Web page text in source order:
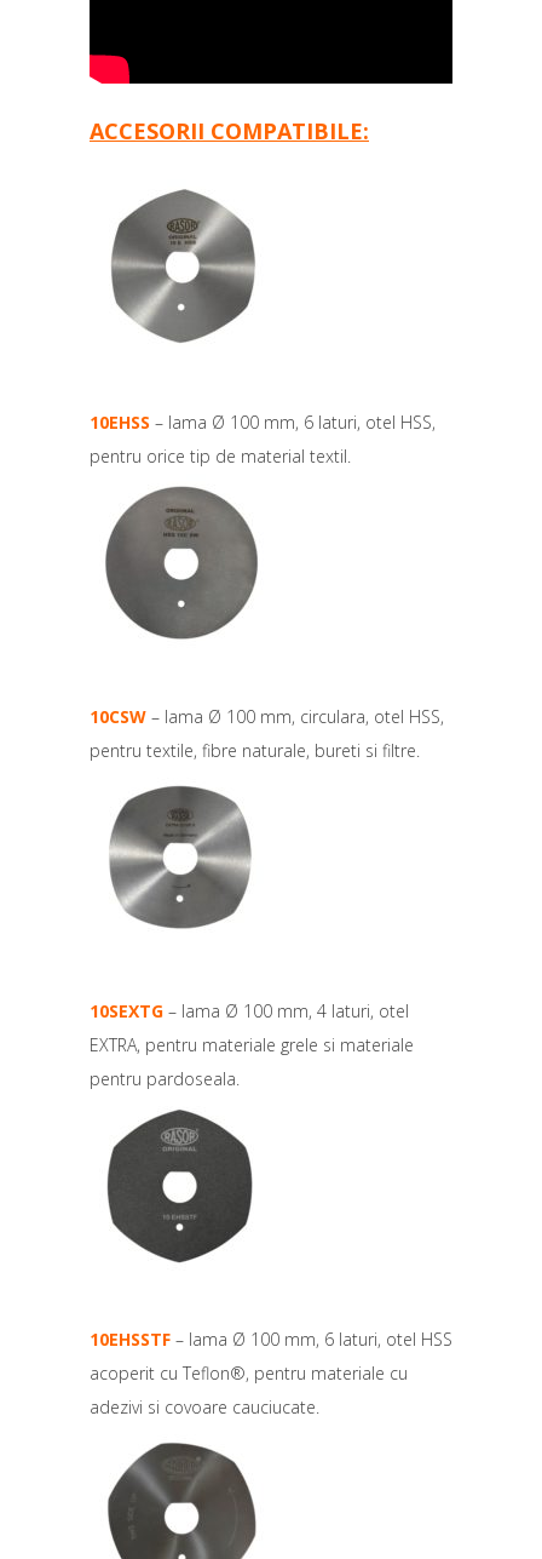
ACCESORII COMPATIBILE:
10EHSS – lama Ø 100 mm, 6 laturi, otel HSS,
pentru orice tip de material textil.
10CSW – lama Ø 100 mm, circulara, otel HSS,
pentru textile, fibre naturale, bureti si filtre.
10SEXTG – lama Ø 100 mm, 4 laturi, otel
EXTRA, pentru materiale grele si materiale
pentru pardoseala.
10EHSSTF – lama Ø 100 mm, 6 laturi, otel HSS
acoperit cu Teflon®, pentru materiale cu
adezivi si covoare cauciucate.